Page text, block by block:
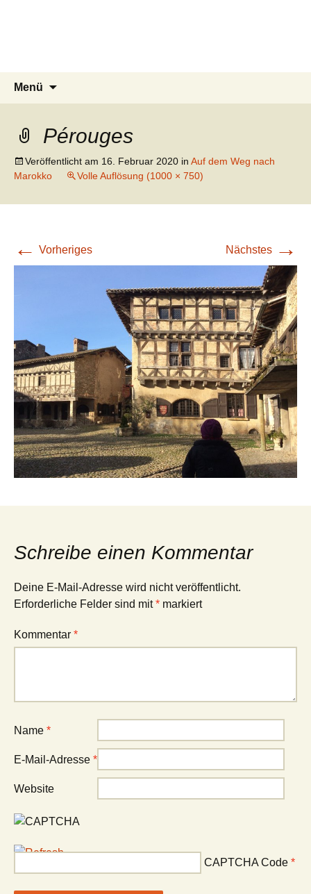
Menü
Pérouges
Veröffentlicht am 16. Februar 2020 in Auf dem Weg nach
Marokko
Volle Auflösung (1000 × 750)
← Vorheriges Nächstes →
Schreibe einen Kommentar
Deine E-Mail-Adresse wird nicht veröffentlicht.
Erforderliche Felder sind mit* markiert
Kommentar *
Name *
E-Mail-Adresse *
Website
CAPTCHA Code *